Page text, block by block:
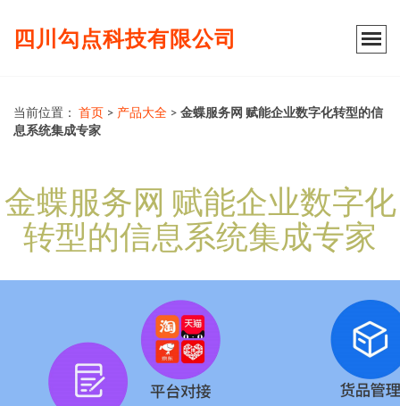
四川勾点科技有限公司
当前位置： 首页 > 产品大全 > 金蝶服务网 赋能企业数字化转型的信
息系统集成专家
金蝶服务网 赋能企业数字化
转型的信息系统集成专家